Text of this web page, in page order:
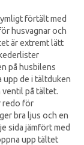
förtält med
husvagnar och
är extremt lätt
på husbilens
upp de i tältduken
ventil på tältet.
redo för
bra ljus och en
sida jämfört med
upp tältet